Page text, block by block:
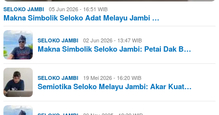
SELOKO JAMBI 05 Jun 2026 - 16:51 WIB
Makna Simbolik Seloko Adat Melayu Jambi …
SELOKO JAMBI 02 Jun 2026 - 13:47 WIB
Makna Simbolik Seloko Jambi: Petai Dak B…
SELOKO JAMBI 19 Mei 2026 - 16:20 WIB
Semiotika Seloko Melayu Jambi: Akar Kuat…